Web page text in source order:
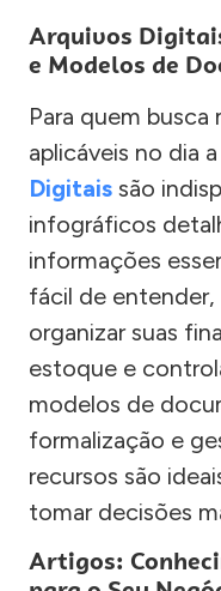
Arquivos
e Modelos de
Para quem
aplicáveis no dia
Digitais são
infográficos
informações
fácil de entender,
organizar suas
estoque e
modelos de
formalização e
recursos são
tomar decisões
Artigos: